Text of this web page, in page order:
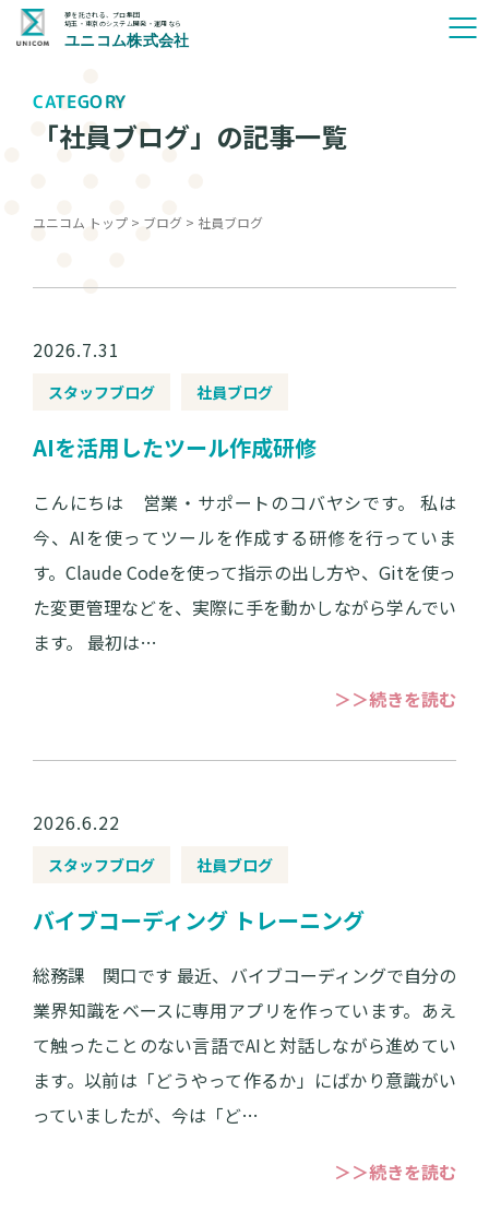
夢を託される、プロ集団
埼玉・東京のシステム開発・運用なら
ユニコム株式会社
CATEGORY
「社員ブログ」の記事一覧
ユニコム トップ > ブログ > 社員ブログ
2026.7.31
スタッフブログ 社員ブログ
AIを活用したツール作成研修
こんにちは 営業・サポートのコバヤシです。 私は
今、AIを使ってツールを作成する研修を行っていま
す。Claude Codeを使って指示の出し方や、Gitを使っ
た変更管理などを、実際に手を動かしながら学んでい
ます。 最初は…
＞＞続きを読む
2026.6.22
スタッフブログ 社員ブログ
バイブコーディング トレーニング
総務課 関口です 最近、バイブコーディングで自分の
業界知識をベースに専用アプリを作っています。あえ
て触ったことのない言語でAIと対話しながら進めてい
ます。以前は「どうやって作るか」にばかり意識がい
っていましたが、今は「ど…
＞＞続きを読む